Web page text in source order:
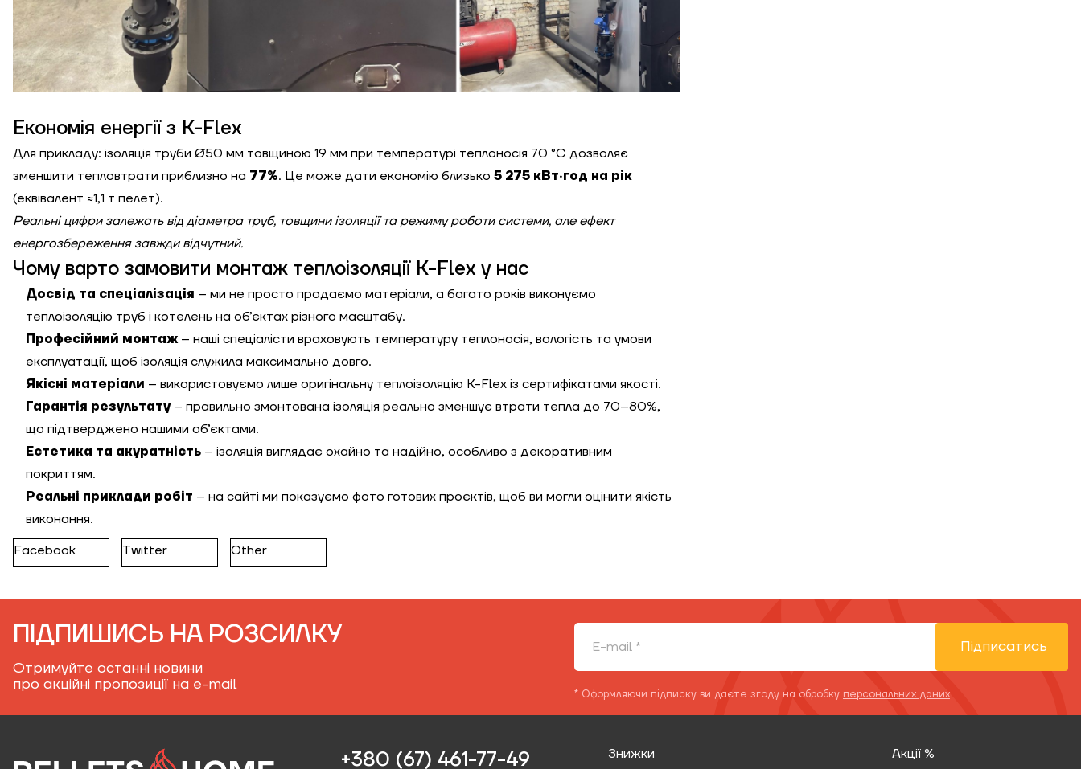
Економія енергії з K-Flex
Для прикладу: ізоляція труби Ø50 мм товщиною 19 мм при температурі теплоносія 70 °C дозволяє
зменшити тепловтрати приблизно на 77%. Це може дати економію близько 5 275 кВт·год на рік
(еквівалент ≈1,1 т пелет).
Реальні цифри залежать від діаметра труб, товщини ізоляції та режиму роботи системи, але ефект
енергозбереження завжди відчутний.
Чому варто замовити монтаж теплоізоляції K-Flex у нас
Досвід та спеціалізація – ми не просто продаємо матеріали, а багато років виконуємо
теплоізоляцію труб і котелень на об’єктах різного масштабу.
Професійний монтаж– наші спеціалісти враховують температуру теплоносія, вологість та умови
експлуатації, щоб ізоляція служила максимально довго.
Якісні матеріали – використовуємо лише оригінальну теплоізоляцію K-Flex із сертифікатами якості.
Гарантія результату– правильно змонтована ізоляція реально зменшує втрати тепла до 70–80%,
що підтверджено нашими об’єктами.
Естетика та акуратність – ізоляція виглядає охайно та надійно, особливо з декоративним
покриттям.
Реальні приклади робіт – на сайті ми показуємо фото готових проєктів, щоб ви могли оцінити якість
виконання.
Facebook
Twitter Other
ПІДПИШИСЬ НА РОЗСИЛКУ
Отримуйте останні новини
про акційні пропозиції на e-mail
Підписатись
* Оформляючи підписку ви даєте згоду на обробку персональних даних
+380 (67) 461-77-49‬ Знижки Акції %